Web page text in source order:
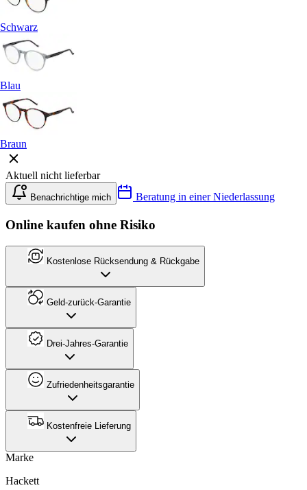
Schwarz
Blau
Braun
Aktuell nicht lieferbar
Benachrichtige mich Beratung in einer Niederlassung
Online kaufen ohne Risiko
Kostenlose Rücksendung & Rückgabe
Geld-zurück-Garantie
Drei-Jahres-Garantie
Zufriedenheitsgarantie
Kostenfreie Lieferung
Marke
Hackett